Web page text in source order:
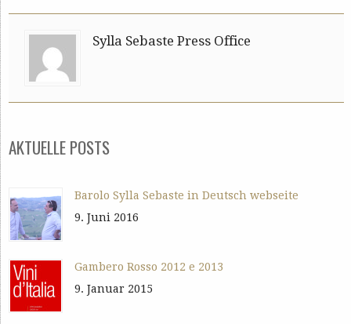
Sylla Sebaste Press Office
AKTUELLE POSTS
Barolo Sylla Sebaste in Deutsch webseite
9. Juni 2016
Gambero Rosso 2012 e 2013
9. Januar 2015